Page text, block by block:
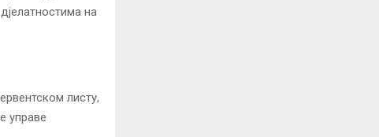
на
листу,
управе